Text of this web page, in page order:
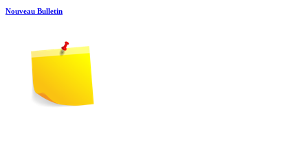
Nouveau Bulletin